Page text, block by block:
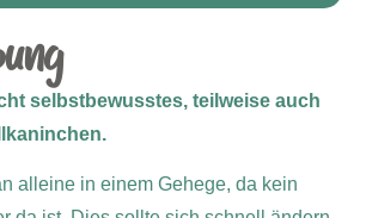
selbstbewusstes, teilweise auch
alleine in einem Gehege, da kein